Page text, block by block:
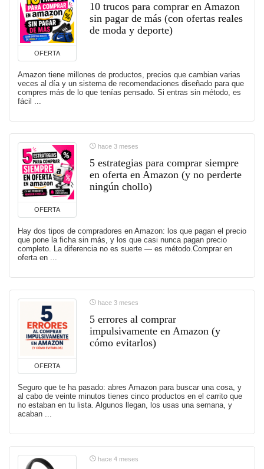
OFERTA
10 trucos para comprar en Amazon
sin pagar de más (con ofertas reales
de moda y deporte)
Amazon tiene millones de productos, precios que cambian varias
veces al día y un sistema de recomendaciones diseñado para que
compres más de lo que tenías pensado. Si entras sin método, es
fácil ...
OFERTA
hace 3 meses
5 estrategias para comprar siempre
en oferta en Amazon (y no perderte
ningún chollo)
Hay dos tipos de compradores en Amazon: los que pagan el precio
que pone la ficha sin más, y los que casi nunca pagan precio
completo. La diferencia no es suerte — es método.Comprar en
oferta en ...
OFERTA
hace 3 meses
5 errores al comprar
impulsivamente en Amazon (y
cómo evitarlos)
Seguro que te ha pasado: abres Amazon para buscar una cosa, y
al cabo de veinte minutos tienes cinco productos en el carrito que
no estaban en tu lista. Algunos llegan, los usas una semana, y
acaban ...
hace 4 meses